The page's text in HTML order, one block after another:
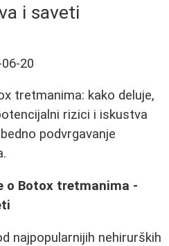
i saveti
20
tretmanima: kako deluje,
rizici i iskustva
podvrgavanje
o Botox tretmanima -
najpopularnijih nehirurških